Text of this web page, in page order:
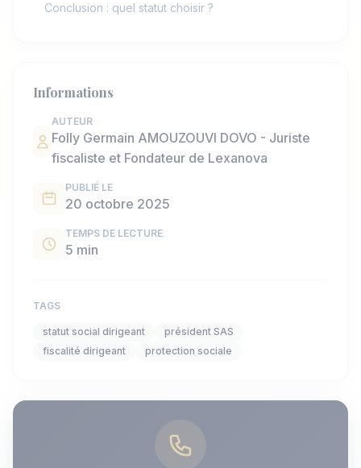
Conclusion : quel statut choisir ?
Informations
AUTEUR
Folly Germain AMOUZOUVI DOVO - Juriste
fiscaliste et Fondateur de Lexanova
PUBLIÉ LE
20 octobre 2025
TEMPS DE LECTURE
5 min
TAGS
statut social dirigeant
président SAS
fiscalité dirigeant
protection sociale